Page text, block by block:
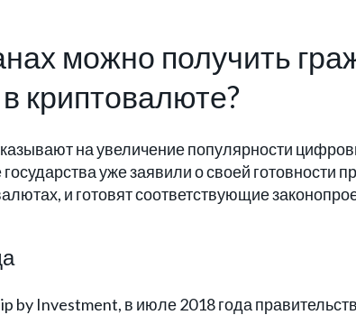
можно получить
криптовалюте?
на увеличение популярности
уже заявили о своей готовности
и готовят соответствующие
by Investment, в июле 2018 года